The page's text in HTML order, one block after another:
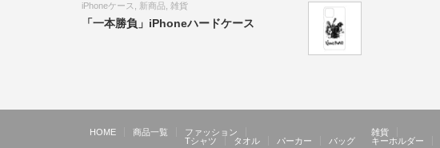
iPhoneケース 新商品 雑貨
「一本勝負」iPhoneハードケース
HOME 商品一覧
ファッション
Tシャツ
タオル パーカー バッグ
雑貨
キーホルダー